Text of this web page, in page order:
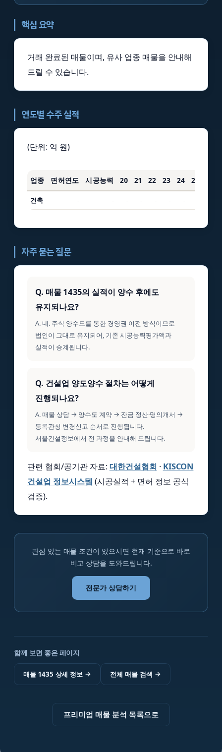
핵심 요약
거래 완료된 매물이며, 유사 업종 매물을 안내해
드릴 수 있습니다.
연도별 수주 실적
(단위: 억 원)
업종 면허연도 시공능력 20 21 22 23 24 25
건축 - - - - - - -
자주 묻는 질문
Q. 매물 1435의 실적이 양수 후에도
유지되나요?
A. 네. 주식 양수도를 통한 경영권 이전 방식이므로
법인이 그대로 유지되어, 기존 시공능력평가액과
실적이 승계됩니다.
Q. 건설업 양도양수 절차는 어떻게
진행되나요?
A. 매물 상담 → 양수도 계약 → 잔금 정산·명의개서 →
등록관청 변경신고 순서로 진행됩니다.
서울건설정보에서 전 과정을 안내해 드립니다.
관련 협회/공기관 자료:대한건설협회 · KISCON
건설업 정보시스템 (시공실적 + 면허 정보 공식
검증).
관심 있는 매물 조건이 있으시면 현재 기준으로 바로
비교 상담을 도와드립니다.
전문가 상담하기
함께 보면 좋은 페이지
매물 1435 상세 정보 → 전체 매물 검색 →
프리미엄 매물 분석 목록으로